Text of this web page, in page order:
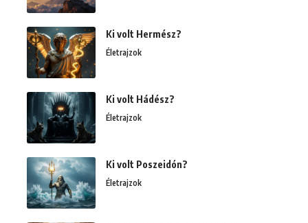
Ki volt Hermész?
Életrajzok
Ki volt Hádész?
Életrajzok
Ki volt Poszeidón?
Életrajzok